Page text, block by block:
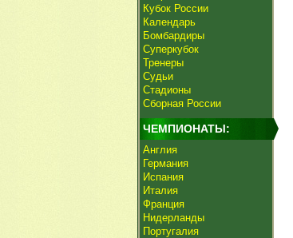
Кубок России
Календарь
Бомбардиры
Суперкубок
Тренеры
Судьи
Стадионы
Сборная России
ЧЕМПИОНАТЫ:
Англия
Германия
Испания
Италия
Франция
Нидерланды
Португалия